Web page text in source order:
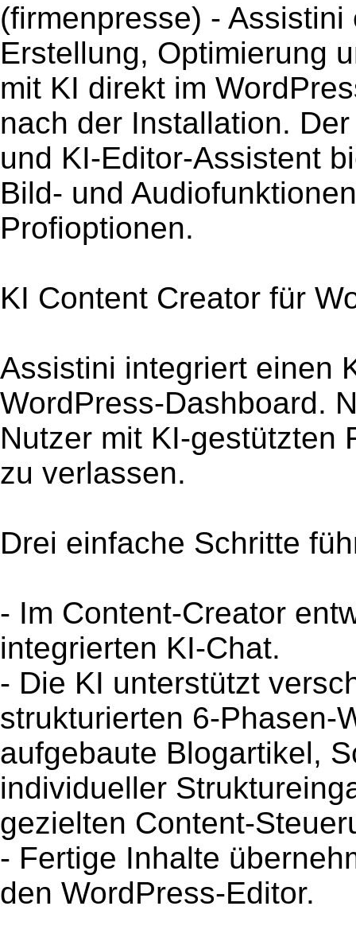
(firmenpresse) -
Erstellung, Optimierung
mit KI direkt im
nach der Installation.
und KI-Editor-Assistent
Bild- und
Profioptionen.
KI Content Creator für
Assistini integriert einen
WordPress-Dashboard.
Nutzer mit KI-gestützten
zu verlassen.
Drei einfache Schritte
- Im Content-Creator
integrierten KI-Chat.
- Die KI unterstützt
strukturierten 6-Phasen-
aufgebaute Blogartikel,
individueller
gezielten Content-
- Fertige Inhalte
den WordPress-Editor.